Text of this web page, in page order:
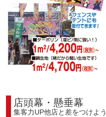
店頭幕・懸垂幕
集客力UP他店と差をつけよう